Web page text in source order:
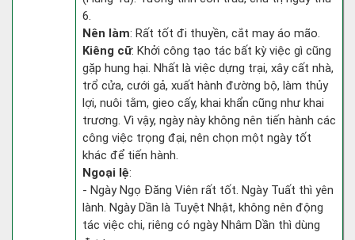
6.
Nên làm: Rất tốt đi thuyền, cắt may áo mão.
Kiêng cữ: Khởi công tạo tác bất kỳ việc gì cũng
gặp hung hại. Nhất là việc dựng trại, xây cất nhà,
trổ cửa, cưới gả, xuất hành đường bộ, làm thủy
lợi, nuôi tằm, gieo cấy, khai khẩn cũng như khai
trương. Vì vậy, ngày này không nên tiến hành các
công việc trọng đại, nên chọn một ngày tốt
khác để tiến hành.
Ngoại lệ:
- Ngày Ngọ Đăng Viên rất tốt. Ngày Tuất thì yên
lành. Ngày Dần là Tuyệt Nhật, không nên động
tác việc chi, riêng có ngày Nhâm Dần thì dùng